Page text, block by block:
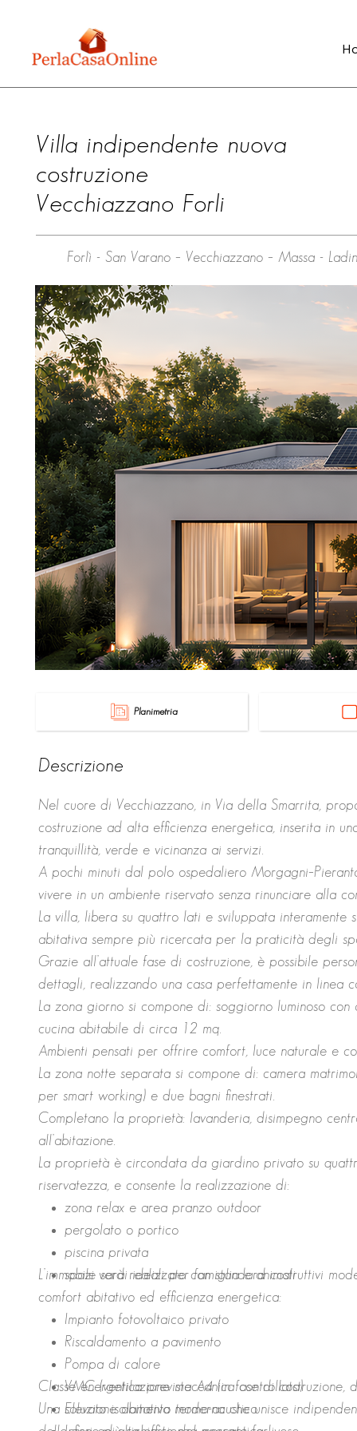
Villa indipendente nuova
costruzione
Vecchiazzano Forli
Forlì - San Varano – Vecchiazzano – Massa -
Planimetria
Descrizione
Nel cuore di Vecchiazzano, in Via della Smarrita,
costruzione ad alta efficienza energetica, inserita in
tranquillità, verde e vicinanza ai servizi.
A pochi minuti dal polo ospedaliero
vivere in un ambiente riservato senza rinunciare alla
La villa, libera su quattro lati e sviluppata interamente
abitativa sempre più ricercata per la praticità degli
Grazie all’attuale fase di costruzione, è possibile
dettagli, realizzando una casa perfettamente in linea
La zona giorno si compone di: soggiorno luminoso
cucina abitabile di circa 12 mq.
Ambienti pensati per offrire comfort, luce naturale e
La zona notte separata si compone di: camera
per smart working) e due bagni finestrati.
Completano la proprietà: lavanderia, disimpegno
all’abitazione.
La proprietà è circondata da giardino privato su
riservatezza, e consente la realizzazione di:
zona relax e area pranzo outdoor
pergolato o portico
piscina privata
spazi verdi ideali per famiglia e animali
L’immobile sarà realizzato con standard costruttivi
comfort abitativo ed efficienza energetica:
Impianto fotovoltaico privato
Riscaldamento a pavimento
Pompa di calore
VMC (ventilazione meccanica controllata)
Elevato isolamento termo-acustico
Classe energetica prevista A4 (in fase di costruzione,
Una soluzione abitativa moderna che unisce